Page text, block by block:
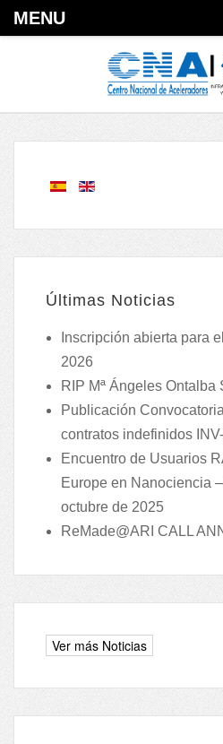
MENU
Últimas Noticias
Inscripción abierta para
2026
RIP Mª Ángeles Ontalba
Publicación
contratos indefinidos
Encuentro de Usuarios
Europe en Nanociencia
octubre de 2025
ReMade@ARI CALL